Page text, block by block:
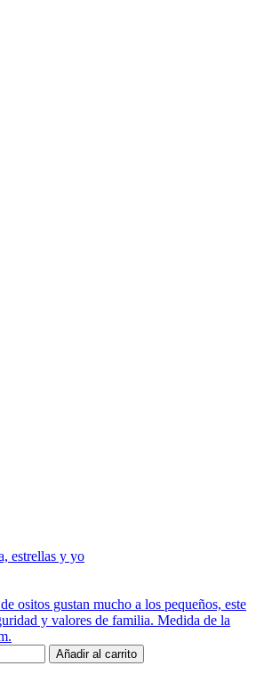
estrellas y yo
ositos gustan mucho a los pequeños, este
y valores de familia. Medida de la
Añadir al carrito